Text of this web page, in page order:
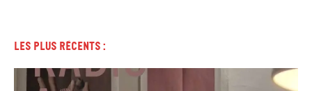
Les plus récents :